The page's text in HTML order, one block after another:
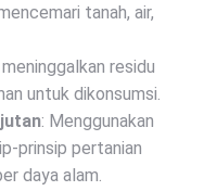
tanah, air,
residu
untuk dikonsumsi.
: Menggunakan
prinsip pertanian
daya alam.